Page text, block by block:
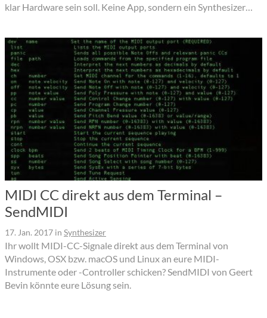
klar Hardware sein soll. Keine App, sondern ein Synthesizer…
MIDI CC direkt aus dem Terminal –
SendMIDI
17. Jan. 2017 in Synthesizer
Ihr wollt MIDI-CC-Signale direkt aus dem Terminal von
Windows, OSX bzw. macOS und Linux an eure MIDI-
Instrumente oder -Controller schicken? SendMIDI von Geert
Bevin könnte eure Lösung sein.